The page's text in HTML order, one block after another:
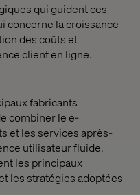
qui guident ces
concerne la croissance
des coûts et
client en ligne.
fabricants
combiner le e-
et les services après-
utilisateur fluide.
les principaux
les stratégies adoptées